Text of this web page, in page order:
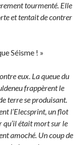
tourmenté. Elle
et tentait de contrer
Séisme ! »
eux. La queue du
frappèrent le
terre se produisant.
l’Elecsprint, un flot
qu’il était mort sur le
amoché. Un coup de